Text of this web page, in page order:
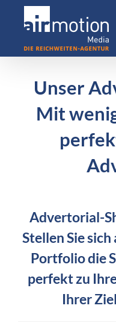
Unser
Mit
Advertorial-
Stellen Sie
Portfolio die
perfekt zu
Ihrer